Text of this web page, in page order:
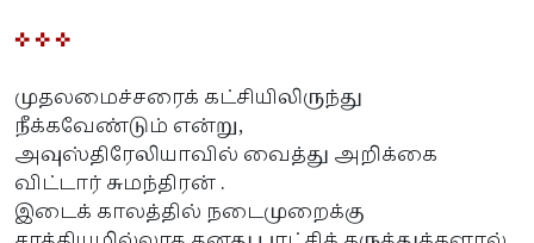
✜ ✜ ✜
முதலமைச்சரைக் கட்சியிலிருந்து
நீக்கவேண்டும் என்று,
அவுஸ்திரேலியாவில் வைத்து அறிக்கை
விட்டார் சுமந்திரன் .
இடைக் காலத்தில் நடைமுறைக்கு